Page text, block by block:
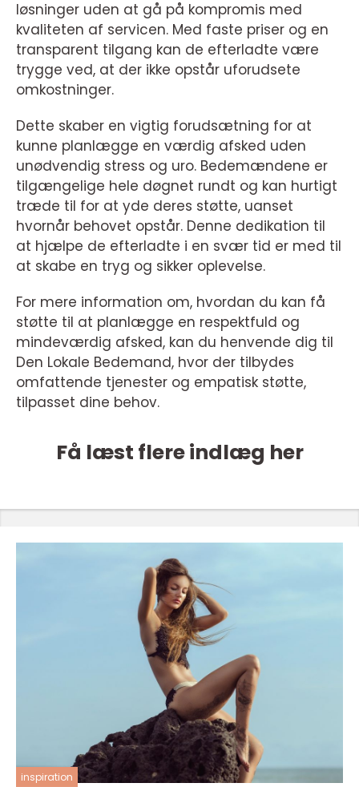
løsninger uden at gå på kompromis med
kvaliteten af servicen. Med faste priser og en
transparent tilgang kan de efterladte være
trygge ved, at der ikke opstår uforudsete
omkostninger.
Dette skaber en vigtig forudsætning for at
kunne planlægge en værdig afsked uden
unødvendig stress og uro. Bedemændene er
tilgængelige hele døgnet rundt og kan hurtigt
træde til for at yde deres støtte, uanset
hvornår behovet opstår. Denne dedikation til
at hjælpe de efterladte i en svær tid er med til
at skabe en tryg og sikker oplevelse.
For mere information om, hvordan du kan få
støtte til at planlægge en respektfuld og
mindeværdig afsked, kan du henvende dig til
Den Lokale Bedemand, hvor der tilbydes
omfattende tjenester og empatisk støtte,
tilpasset dine behov.
Få læst flere indlæg her
inspiration